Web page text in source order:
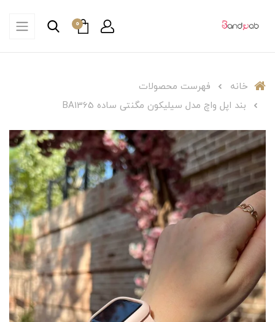
0
خانه
فهرست محصولات
بند اپل واچ مدل سیلیکون مگنتی ساده BA1365